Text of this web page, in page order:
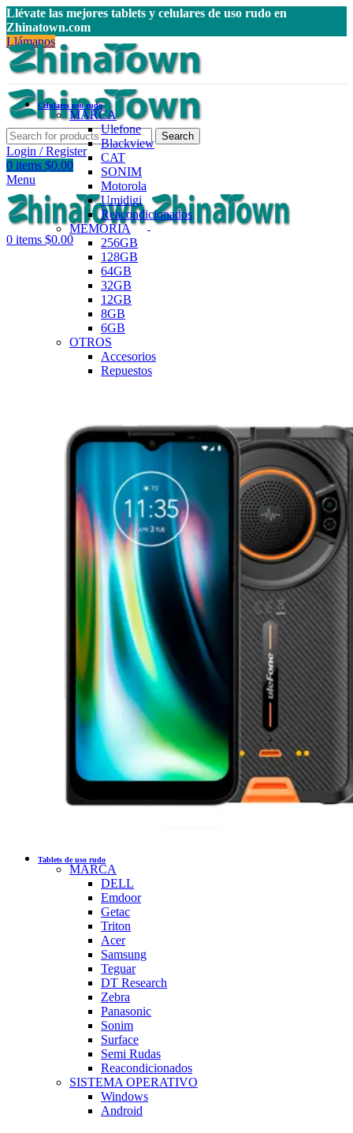
Llévate las mejores tablets y celulares de uso rudo en
Zhinatown.com
Llámanos
Search
Login / Register
0 items $0.00
Menu
0 items $0.00
Celulares uso rudo
MARCA
Ulefone
Blackview
CAT
SONIM
Motorola
Umidigi
Reacondicionados
MEMORIA
256GB
128GB
64GB
32GB
12GB
8GB
6GB
OTROS
Accesorios
Repuestos
Tablets de uso rudo
MARCA
DELL
Emdoor
Getac
Triton
Acer
Samsung
Teguar
DT Research
Zebra
Panasonic
Sonim
Surface
Semi Rudas
Reacondicionados
SISTEMA OPERATIVO
Windows
Android